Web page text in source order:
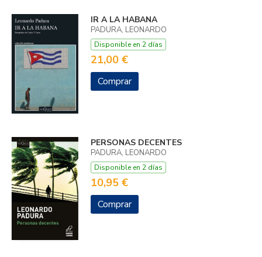
IR A LA HABANA
PADURA, LEONARDO
Disponible en 2 días
21,00 €
Comprar
PERSONAS DECENTES
PADURA, LEONARDO
Disponible en 2 días
10,95 €
Comprar